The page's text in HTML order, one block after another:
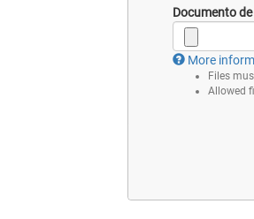
Documento
More
Files
Allowed